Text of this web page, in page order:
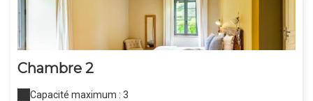
Chambre 2
Capacité maximum : 3